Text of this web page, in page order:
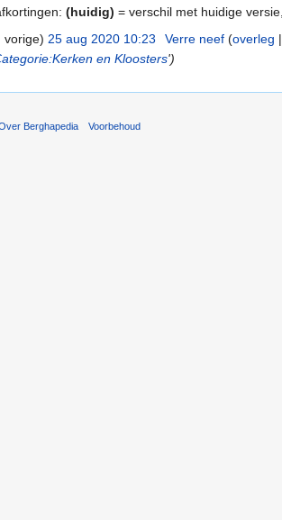
(huidig) = verschil met huidige versie,
vorige) 25 aug 2020 10:23 Verre neef (overleg |
en Kloosters')
Berghapedia Voorbehoud